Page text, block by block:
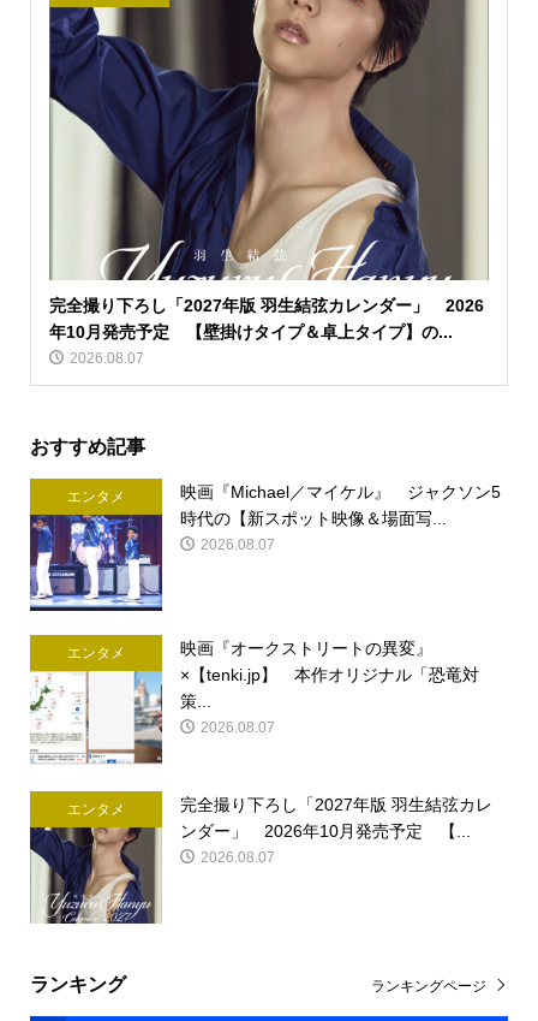
完全撮り下ろし「2027年版 羽生結弦カレンダー」 2026
年10月発売予定 【壁掛けタイプ＆卓上タイプ】の...
2026.08.07
おすすめ記事
エンタメ
映画『Michael／マイケル』 ジャクソン5
時代の【新スポット映像＆場面写...
2026.08.07
エンタメ
映画『オークストリートの異変』
×【tenki.jp】 本作オリジナル「恐竜対
策...
2026.08.07
エンタメ
完全撮り下ろし「2027年版 羽生結弦カレ
ンダー」 2026年10月発売予定 【...
2026.08.07
ランキング ランキングページ